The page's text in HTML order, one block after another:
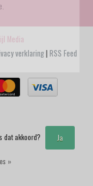
Media
verklaring| RSS Feed
dat akkoord? Ja
»